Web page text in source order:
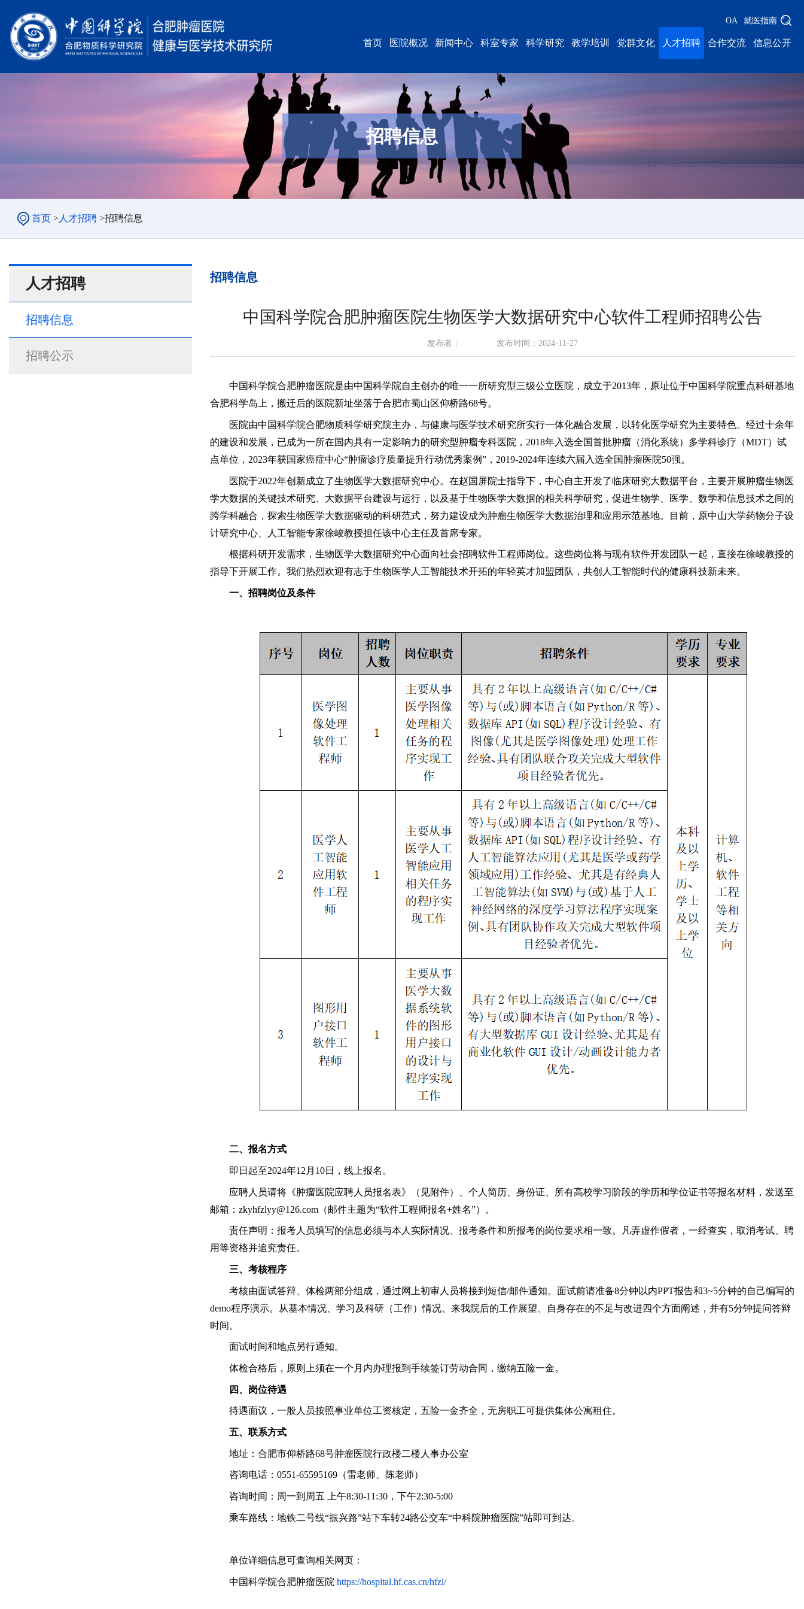
OA 就医指南
首页 医院概况 新闻中心 科室专家 科学研究 教学培训 党群文化 人才招聘 合作交流 信息公开
招聘信息
首页 >人才招聘 >招聘信息
人才招聘
招聘信息
招聘公示
招聘信息
中国科学院合肥肿瘤医院生物医学大数据研究中心软件工程师招聘公告
发布者： 发布时间：2024-11-27
中国科学院合肥肿瘤医院是由中国科学院自主创办的唯一一所研究型三级公立医院，成立于2013年，原址位于中国科学院重点科研基地
合肥科学岛上，搬迁后的医院新址坐落于合肥市蜀山区仰桥路68号。
医院由中国科学院合肥物质科学研究院主办，与健康与医学技术研究所实行一体化融合发展，以转化医学研究为主要特色。经过十余年
的建设和发展，已成为一所在国内具有一定影响力的研究型肿瘤专科医院， 2018年入选全国首批肿瘤（消化系统）多学科诊疗（MDT）试
点单位，2023年获国家癌症中心“肿瘤诊疗质量提升行动优秀案例”，2019-2024年连续六届入选全国肿瘤医院50强。
医院于2022年创新成立了生物医学大数据研究中心。在赵国屏院士指导下，中心自主开发了临床研究大数据平台，主要开展肿瘤生物医
学大数据的关键技术研究、大数据平台建设与运行，以及基于生物医学大数据的相关科学研究，促进生物学、医学、数学和信息技术之间的
跨学科融合，探索生物医学大数据驱动的科研范式，努力建设成为肿瘤生物医学大数据治理和应用示范基地。目前，原中山大学药物分子设
计研究中心、人工智能专家徐峻教授担任该中心主任及首席专家。
根据科研开发需求，生物医学大数据研究中心面向社会招聘软件工程师岗位。这些岗位将与现有软件开发团队一起，直接在徐峻教授的
指导下开展工作。我们热烈欢迎有志于生物医学人工智能技术开拓的年轻英才加盟团队，共创人工智能时代的健康科技新未来。
一、 招聘岗位及条件
二、报名方式
即日起至2024年12月10日 ， 线上报名。
应聘人员请将《肿瘤医院应聘人员报名表》（见附件）、个人简历、身份证、所有高校学习阶段的学历和学位证书等报名材料，发送至
邮箱： zkyhfzlyy@126.com（邮件主题为“软件工程师报名+姓名”）。
责任声明：报考人员填写的信息必须与本人实际情况、报考条件和所报考的岗位要求相一致。凡弄虚作假者，一经查实，取消考试、聘
用等资格并追究责任。
三、考核程序
考核由面试答辩、体检两部分组成，通过网上初审人员将接到短信/邮件通知。面试前请准备8分钟以内PPT报告和3~5分钟的自己编写的
demo程序演示。从基本情况、学习及科研（工作）情况、来我院后的工作展望、自身存在的不足与改进四个方面阐述，并有5分钟提问答辩
时间。
面试时间和地点另行通知。
体检合格后，原则上须在一个月内办理报到手续签订劳动合同，缴纳五险一金。
四、岗位待遇
待遇面议，一般人员按照事业单位工资核定，五险一金齐全，无房职工可提供集体公寓租住。
五、联系方式
地址：合肥市仰桥路68号肿瘤医院行政楼二楼人事办公室
咨询电话： 0551-65595169（雷老师、陈老师）
咨询时间：周一到周五 上午8:30-11:30，下午2:30-5:00
乘车路线：地铁二号线“振兴路”站下车转24路公交车“中科院肿瘤医院”站即可到达。
单位详细信息可查询相关网页：
中国科学院合肥肿瘤医院 https://hospital.hf.cas.cn/hfzl/